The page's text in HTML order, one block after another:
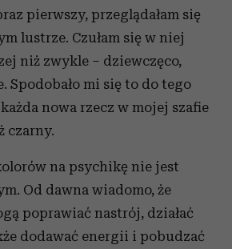
pierwszy, przeglądałam się
lustrze. Czułam się w niej
niż zwykle – dziewczęco,
Spodobało mi się to do tego
nowa rzecz w mojej szafie
czarny.
na psychikę nie jest
Od dawna wiadomo, że
poprawiać nastrój, działać
dodawać energii i pobudzać